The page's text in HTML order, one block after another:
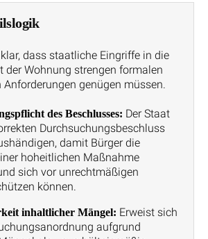
dass staatliche Eingriffe in die
der Wohnung strengen formalen
genügen müssen.
des Beschlusses: Der Staat
Durchsuchungsbeschluss
damit Bürger die
hoheitlichen Maßnahme
sich vor unrechtmäßigen
können.
inhaltlicher Mängel: Erweist sich
aufgrund